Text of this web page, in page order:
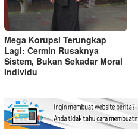
Mega Korupsi Terungkap
Lagi: Cermin Rusaknya
Sistem, Bukan Sekadar Moral
Individu